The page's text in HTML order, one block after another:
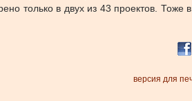
только в двух из 43 проектов.
версия для